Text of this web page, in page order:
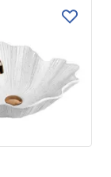
czy